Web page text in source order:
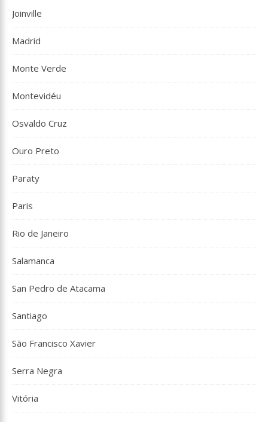
Joinville
Madrid
Monte Verde
Montevidéu
Osvaldo Cruz
Ouro Preto
Paraty
Paris
Rio de Janeiro
Salamanca
San Pedro de Atacama
Santiago
São Francisco Xavier
Serra Negra
Vitória